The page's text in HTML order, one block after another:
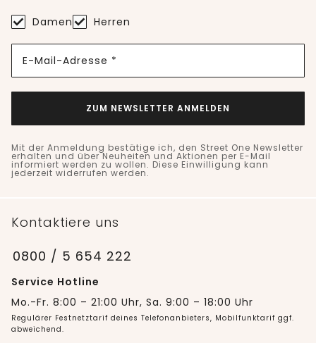
Damen Herren
E-Mail-Adresse *
ZUM NEWSLETTER ANMELDEN
Mit der Anmeldung bestätige ich, den Street One Newsletter
erhalten und über Neuheiten und Aktionen per E-Mail
informiert werden zu wollen. Diese Einwilligung kann
jederzeit widerrufen werden.
Kontaktiere uns
0800 / 5 654 222
Service Hotline
Mo.-Fr. 8:00 – 21:00 Uhr, Sa. 9:00 – 18:00 Uhr
Regulärer Festnetztarif deines Telefonanbieters, Mobilfunktarif ggf.
abweichend.